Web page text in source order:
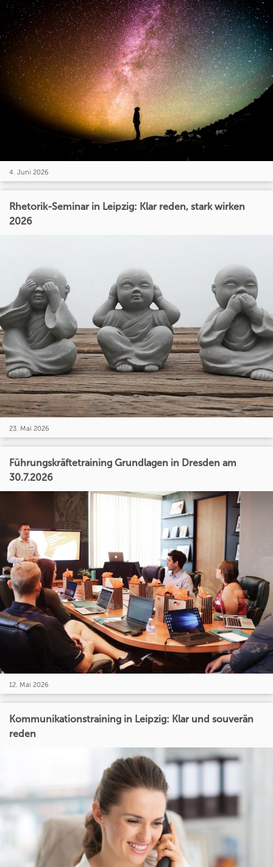
4. Juni 2026
Rhetorik-Seminar in Leipzig: Klar reden, stark wirken
2026
23. Mai 2026
Führungskräftetraining Grundlagen in Dresden am
30.7.2026
12. Mai 2026
Kommunikationstraining in Leipzig: Klar und souverän
reden